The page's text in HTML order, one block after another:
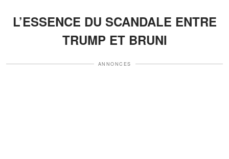
L’ESSENCE DU SCANDALE ENTRE
TRUMP ET BRUNI
ANNONCES